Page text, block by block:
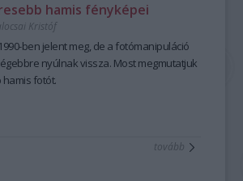
hamis fényképei
Kristóf
ben jelent meg, de a fotómanipuláció
nyúlnak vissza. Most megmutatjuk
fotót.
tovább